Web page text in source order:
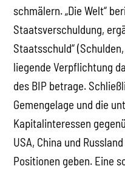
schmälern. „Die Welt“
Staatsverschuldung,
Staatsschuld“
liegende Verpflichtung
des BIP betrage.
Gemengelage und die
Kapitalinteressen
USA, China und
Positionen geben. Eine